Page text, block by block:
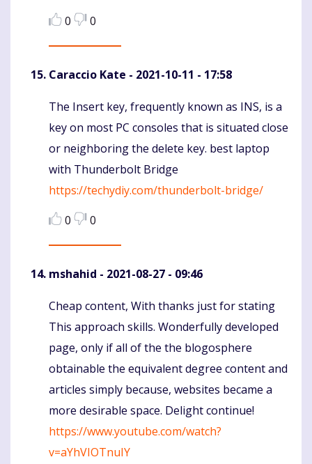
0
0
Caraccio Kate - 2021-10-11 - 17:58
Komentaras
The Insert key, frequently known as INS, is a
key on most PC consoles that is situated close
or neighboring the delete key. best laptop
with Thunderbolt Bridge
https://techydiy.com/thunderbolt-bridge/
0
0
mshahid - 2021-08-27 - 09:46
Komentaras
Cheap content, With thanks just for stating
This approach skills. Wonderfully developed
page, only if all of the the blogosphere
obtainable the equivalent degree content and
articles simply because, websites became a
more desirable space. Delight continue!
https://www.youtube.com/watch?
v=aYhVIOTnuIY